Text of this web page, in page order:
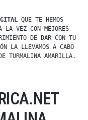
QUE TE HEMOS
LA VEZ CON MEJORES
DE DAR CON TU
LA LLEVAMOS A CABO
TURMALINA AMARILLA.